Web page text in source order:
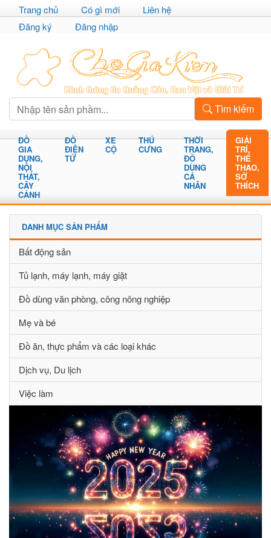
Trang chủ Có gì mới
Liên hệ
Đăng ký
Đăng nhập
Tìm kiếm
ĐỒ
GIA
DỤNG,
NỘI
THẤT,
CÂY
CẢNH
ĐỒ
ĐIỆN
TỬ
XE
CỘ
THÚ
CƯNG
THỜI
TRANG,
ĐỒ
DÙNG
CÁ
NHÂN
GIẢI
TRÍ,
THỂ
THAO,
SỞ
THÍCH
DANH MỤC SẢN PHẨM
Bất động sản
Tủ lạnh, máy lạnh, máy giặt
Đồ dùng văn phòng, công nông nghiệp
Mẹ và bé
Đồ ăn, thực phẩm và các loại khác
Dịch vụ, Du lịch
Việc làm